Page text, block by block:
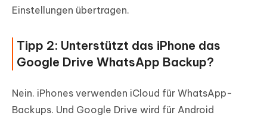
Einstellungen übertragen.
Tipp 2: Unterstützt das iPhone das
Google Drive WhatsApp Backup?
Nein. iPhones verwenden iCloud für WhatsApp-
Backups. Und Google Drive wird für Android